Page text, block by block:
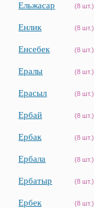
Ельжасар (8 шт.)
Енлик (8 шт.)
Енсебек (8 шт.)
Ералы (8 шт.)
Ерасыл (8 шт.)
Ербай (8 шт.)
Ербак (8 шт.)
Ербала (8 шт.)
Ербатыр (8 шт.)
Ербек (8 шт.)